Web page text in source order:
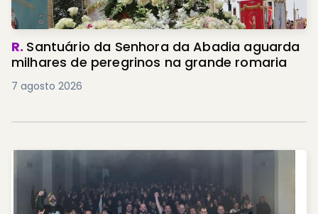
R. Santuário da Senhora da Abadia aguarda
milhares de peregrinos na grande romaria
7 agosto 2026